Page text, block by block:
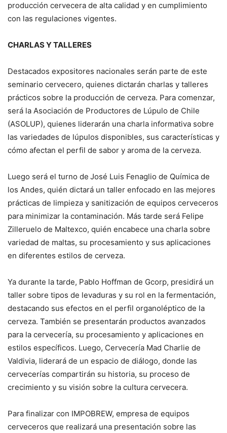
producción cervecera de alta calidad y en cumplimiento
con las regulaciones vigentes.
CHARLAS Y TALLERES
Destacados expositores nacionales serán parte de este
seminario cervecero, quienes dictarán charlas y talleres
prácticos sobre la producción de cerveza. Para comenzar,
será la Asociación de Productores de Lúpulo de Chile
(ASOLUP), quienes liderarán una charla informativa sobre
las variedades de lúpulos disponibles, sus características y
cómo afectan el perfil de sabor y aroma de la cerveza.
Luego será el turno de José Luis Fenaglio de Química de
los Andes, quién dictará un taller enfocado en las mejores
prácticas de limpieza y sanitización de equipos cerveceros
para minimizar la contaminación. Más tarde será Felipe
Zilleruelo de Maltexco, quién encabece una charla sobre
variedad de maltas, su procesamiento y sus aplicaciones
en diferentes estilos de cerveza.
Ya durante la tarde, Pablo Hoffman de Gcorp, presidirá un
taller sobre tipos de levaduras y su rol en la fermentación,
destacando sus efectos en el perfil organoléptico de la
cerveza. También se presentarán productos avanzados
para la cervecería, su procesamiento y aplicaciones en
estilos específicos. Luego, Cervecería Mad Charlie de
Valdivia, liderará de un espacio de diálogo, donde las
cervecerías compartirán su historia, su proceso de
crecimiento y su visión sobre la cultura cervecera.
Para finalizar con IMPOBREW, empresa de equipos
cerveceros que realizará una presentación sobre las